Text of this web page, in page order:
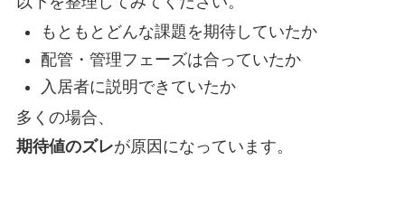
もともとどんな課題を期待していたか
配管・管理フェーズは合っていたか
入居者に説明できていたか
多くの場合、
期待値のズレが原因になっています。